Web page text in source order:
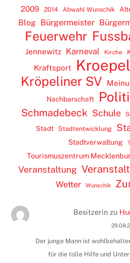
2009 2014 Abwahl Wunschik
Blog Bürgermeister
Feuerwehr
Jennewitz Karneval Kirche
Kraftsport
Kröpeliner SV
Nachbarschaft
Schmadebeck Schule
Stadt Stadtentwicklung
Stadtverwaltung
Tourismuszentrum
Veranstaltung
Wetter Wunschik
Besitzerinzu
Der junge Mann ist
für die tolle Hilfe und